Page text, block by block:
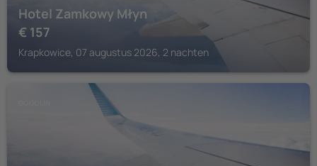
Hotel Zamkowy Młyn
€ 157
Krapkowice, 07 augustus 2026, 2 nachten